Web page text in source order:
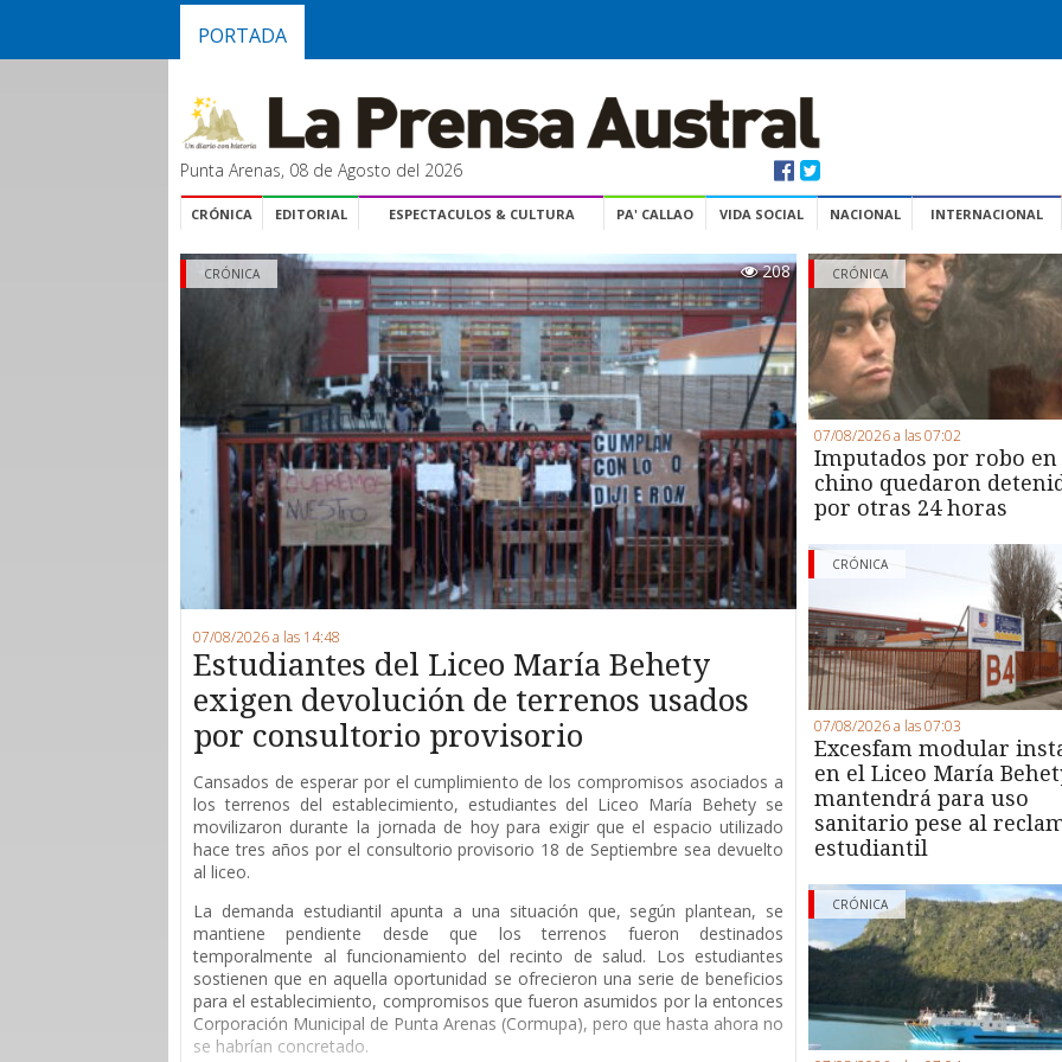
PORTADA
Punta Arenas, 08 de Agosto del 2026
CRÓNICA EDITORIAL ESPECTACULOS & CULTURA PA' CALLAO VIDA SOCIAL NACIONAL INTERNACIONAL
208
CRÓNICA
07/08/2026 a las 14:48
Estudiantes del Liceo María Behety
exigen devolución de terrenos usados
por consultorio provisorio
Cansados de esperar por el cumplimiento de los compromisos asociados a
los terrenos del establecimiento, estudiantes del Liceo María Behety se
movilizaron durante la jornada de hoy para exigir que el espacio utilizado
hace tres años por el consultorio provisorio 18 de Septiembre sea devuelto
al liceo.
La demanda estudiantil apunta a una situación que, según plantean, se
mantiene pendiente desde que los terrenos fueron destinados
temporalmente al funcionamiento del recinto de salud. Los estudiantes
sostienen que en aquella oportunidad se ofrecieron una serie de beneficios
para el establecimiento, compromisos que fueron asumidos por la entonces
Corporación Municipal de Punta Arenas (Cormupa), pero que hasta ahora no
se habrían concretado.
CRÓNICA
07/08/2026 a las 07:02
Imputados por robo
chino quedaron
por otras 24 horas
CRÓNICA
07/08/2026 a las 07:03
Excesfam modular
en el Liceo María
mantendrá para uso
sanitario pese al
estudiantil
CRÓNICA